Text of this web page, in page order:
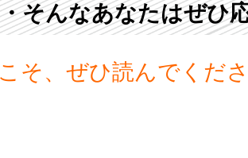
そんなあなたはぜひ
そ、ぜひ読んでくだ